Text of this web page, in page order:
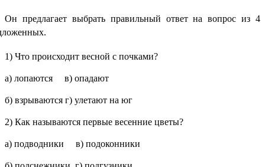
Он предлагает выбрать правильный ответ на вопрос из 4
1) Что происходит весной с почками?
а) лопаются в) опадают
б) взрываются г) улетают на юг
2) Как называются первые весенние цветы?
а) подводники в) подоконники